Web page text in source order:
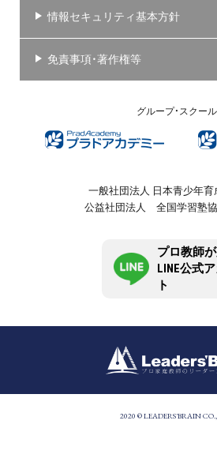
情報セキュリティ基本方針
免責事項・著作権等
グループ・スクール
一般社団法人 日本青少年育
公益社団法人 全国学習塾
プロ教師
LINE公式
ト
2020 © LEADERS'BRAIN